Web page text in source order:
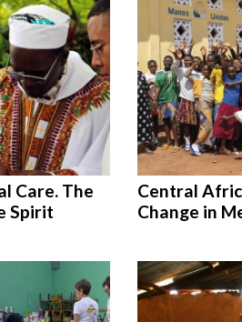
Care. The
Spirit
Central
Change in